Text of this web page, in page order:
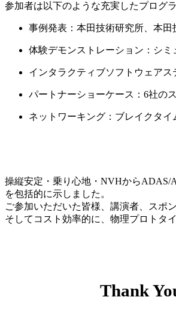
参加者は以下のような充実したプログ
事例発表：本田技術研究所、本
体験デモンストレーション：シ
インタラクティブソフトウェア
パートナーショーケース：6社の
ネットワーキング：ブレイクタ
操縦安定・乗り心地・NVHからADAS/
を包括的に示しました。
ご参加いただいた皆様、講演者、スポ
そしてコスト効率的に、物理プロトタ
Thank